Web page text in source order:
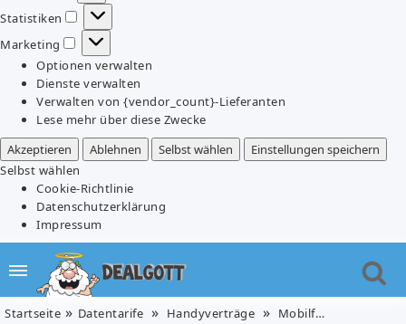
Statistiken
Statistiken
Marketing
Marketing
Optionen verwalten
Dienste verwalten
Verwalten von {vendor_count}-Lieferanten
Lese mehr über diese Zwecke
Akzeptieren
Ablehnen Selbst wählen
Einstellungen speichern
Selbst wählen
Cookie-Richtlinie
Datenschutzerklärung
Impressum
Startseite Datentarife Handyverträge Mobilfunk